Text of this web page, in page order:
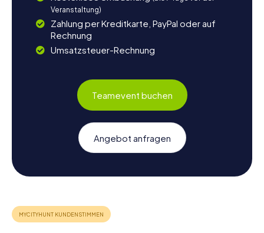
Veranstaltung)
Zahlung per Kreditkarte, PayPal oder auf
Rechnung
Umsatzsteuer-Rechnung
Teamevent buchen
Angebot anfragen